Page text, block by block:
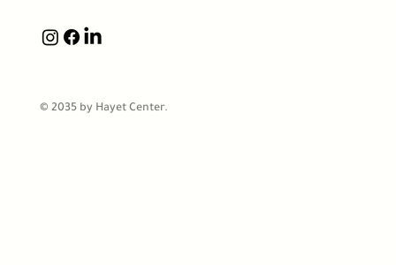
© 2035 by Hayet Center.